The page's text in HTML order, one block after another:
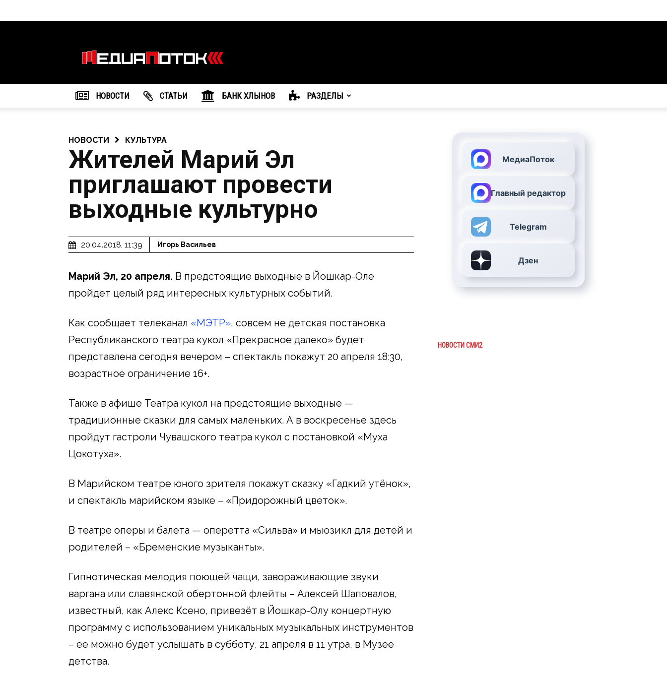
агентство
"МедиаПоток"
НОВОСТИ CТАТЬИ БАНК ХЛЫНОВ РАЗДЕЛЫ
НОВОСТИ КУЛЬТУРА
Жителей Марий Эл
приглашают провести
выходные культурно
20.04.2018, 11:39 Игорь Васильев
Марий Эл, 20 апреля. В предстоящие выходные в Йошкар-Оле
пройдет целый ряд интересных культурных событий.
Как сообщает телеканал «МЭТР», совсем не детская постановка
Республиканского театра кукол «Прекрасное далеко» будет
представлена сегодня вечером – спектакль покажут 20 апреля 18:30,
возрастное ограничение 16+.
Также в афише Театра кукол на предстоящие выходные —
традиционные сказки для самых маленьких. А в воскресенье здесь
пройдут гастроли Чувашского театра кукол с постановкой «Муха
Цокотуха».
В Марийском театре юного зрителя покажут сказку «Гадкий утёнок»,
и спектакль марийском языке – «Придорожный цветок».
В театре оперы и балета — оперетта «Сильва» и мьюзикл для детей и
родителей – «Бременские музыканты».
Гипнотическая мелодия поющей чащи, завораживающие звуки
варгана или славянской обертонной флейты – Алексей Шаповалов,
известный, как Алекс Ксено, привезёт в Йошкар-Олу концертную
программу с использованием уникальных музыкальных инструментов
– ее можно будет услышать в субботу, 21 апреля в 11 утра, в Музее
детства.
МедиаПоток
Главный редактор
Telegram
Дзен
НОВОСТИ СМИ2